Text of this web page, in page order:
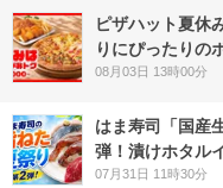
ピザハット夏休
りにぴったりの
08月03日 13時00分
はま寿司「国産
弾！漬けホタル
07月31日 11時30分